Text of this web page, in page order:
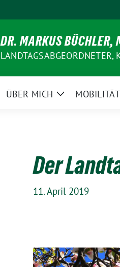
DR. MARKUS BÜCHLER,
ÜBER MICH
ZeigeMOBILITÄT
Der
11. April 2019